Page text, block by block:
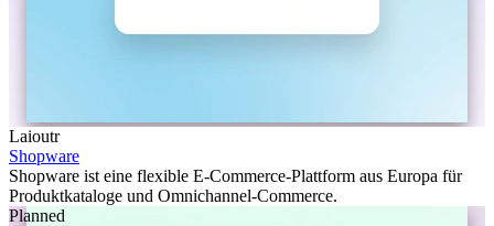
Laioutr
Shopware
Shopware ist eine flexible E-Commerce-Plattform aus Europa für
Produktkataloge und Omnichannel-Commerce.
Planned